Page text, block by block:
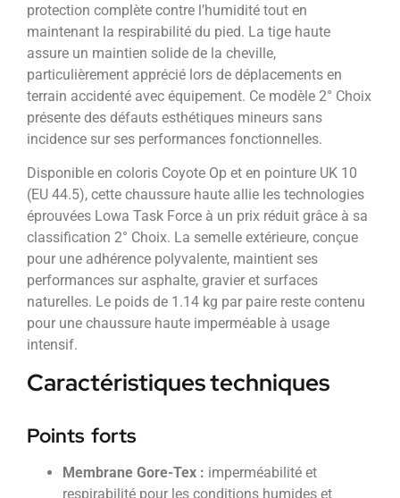
protection complète contre l’humidité tout en
maintenant la respirabilité du pied. La tige haute
assure un maintien solide de la cheville,
particulièrement apprécié lors de déplacements en
terrain accidenté avec équipement. Ce modèle 2° Choix
présente des défauts esthétiques mineurs sans
incidence sur ses performances fonctionnelles.
Disponible en coloris Coyote Op et en pointure UK 10
(EU 44.5), cette chaussure haute allie les technologies
éprouvées Lowa Task Force à un prix réduit grâce à sa
classification 2° Choix. La semelle extérieure, conçue
pour une adhérence polyvalente, maintient ses
performances sur asphalte, gravier et surfaces
naturelles. Le poids de 1.14 kg par paire reste contenu
pour une chaussure haute imperméable à usage
intensif.
Caractéristiques techniques
Points forts
Membrane Gore-Tex : imperméabilité et
respirabilité pour les conditions humides et